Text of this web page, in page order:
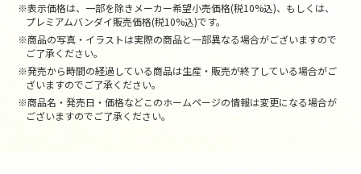
※表示価格は、一部を除きメーカー希望小売価格(税10%込)、もしくは、
プレミアムバンダイ販売価格(税10%込)です。
※商品の写真・イラストは実際の商品と一部異なる場合がございますので
ご了承ください。
※発売から時間の経過している商品は生産・販売が終了している場合がご
ざいますのでご了承ください。
※商品名・発売日・価格などこのホームページの情報は変更になる場合が
ございますのでご了承ください。